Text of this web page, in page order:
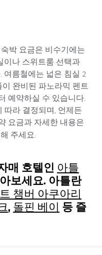
박 요금은 비수기에는
이나 스위트룸 선택과
여름철에는 넓은 침실 2
완비된 파노라믹 펜트
예약하실 수 있습니다.
따라 결정되며, 언제든
요금과 자세한 내용은
주세요.
매 호텔인아틀
보세요. 아틀란
챔버 아쿠아리
,돌핀 베이등 즐